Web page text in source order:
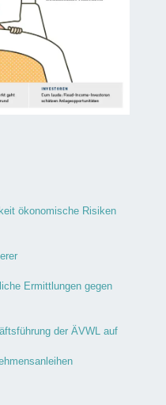
ökonomische Risiken
Ermittlungen gegen
der ÄVWL auf